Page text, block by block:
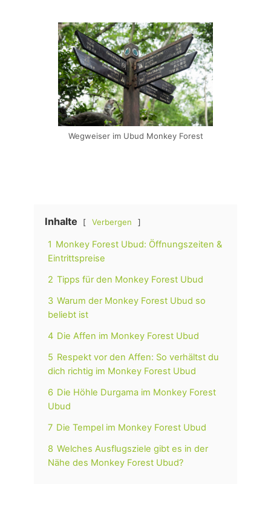
Wegweiser im Ubud Monkey Forest
Inhalte Verbergen
1 Monkey Forest Ubud: Öffnungszeiten &
Eintrittspreise
2 Tipps für den Monkey Forest Ubud
3 Warum der Monkey Forest Ubud so
beliebt ist
4 Die Affen im Monkey Forest Ubud
5 Respekt vor den Affen: So verhältst du
dich richtig im Monkey Forest Ubud
6 Die Höhle Durgama im Monkey Forest
Ubud
7 Die Tempel im Monkey Forest Ubud
8 Welches Ausflugsziele gibt es in der
Nähe des Monkey Forest Ubud?